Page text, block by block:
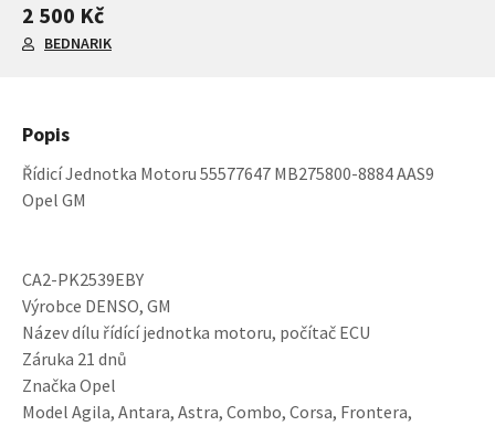
2 500 Kč
BEDNARIK
Popis
Řídicí Jednotka Motoru 55577647 MB275800-8884 AAS9
Opel GM
CA2-PK2539EBY
Výrobce DENSO, GM
Název dílu řídící jednotka motoru, počítač ECU
Záruka 21 dnů
Značka Opel
Model Agila, Antara, Astra, Combo, Corsa, Frontera,